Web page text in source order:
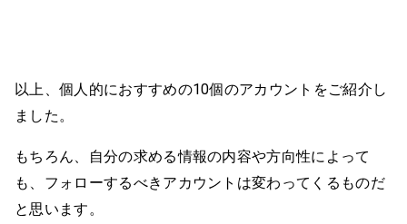
以上、個人的におすすめの10個のアカウントをご紹介し
ました。
もちろん、自分の求める情報の内容や方向性によって
も、フォローするべきアカウントは変わってくるものだ
と思います。